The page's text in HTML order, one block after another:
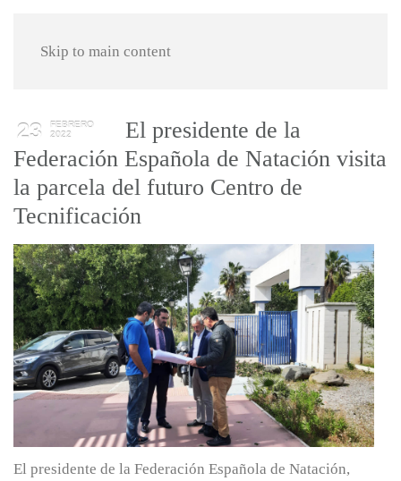
Skip to main content
23
FEBRERO
2022
El presidente de la
Federación Española de Natación visita
la parcela del futuro Centro de
Tecnificación
El presidente de la Federación Española de Natación,